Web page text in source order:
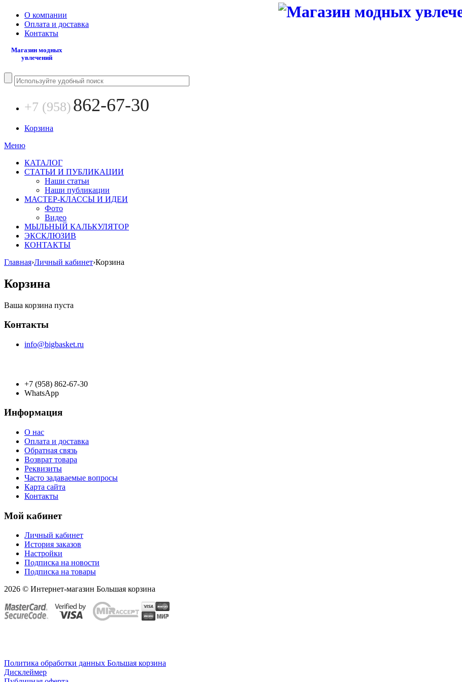
О компании
Оплата и доставка
Контакты
Магазин модных
увлечений
+7 (958) 862-67-30
Корзина
Меню
КАТАЛОГ
СТАТЬИ И ПУБЛИКАЦИИ
Наши статьи
Наши публикации
МАСТЕР-КЛАССЫ И ИДЕИ
Фото
Видео
МЫЛЬНЫЙ КАЛЬКУЛЯТОР
ЭКСКЛЮЗИВ
КОНТАКТЫ
Главная›Личный кабинет›Корзина
Корзина
Ваша корзина пуста
Контакты
info@bigbasket.ru
+7 (958) 862-67-30
WhatsApp
Информация
О нас
Оплата и доставка
Обратная связь
Возврат товара
Реквизиты
Часто задаваемые вопросы
Карта сайта
Контакты
Мой кабинет
Личный кабинет
История заказов
Настройки
Подписка на новости
Подписка на товары
2026 © Интернет-магазин Большая корзина
Политика обработки данных Большая корзина
Дисклеймер